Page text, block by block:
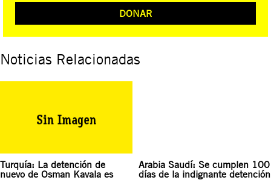
DONAR
Noticias Relacionadas
Turquía: La detención de
nuevo de Osman Kavala es
Arabia Saudí: Se cumplen 100
días de la indignante detención